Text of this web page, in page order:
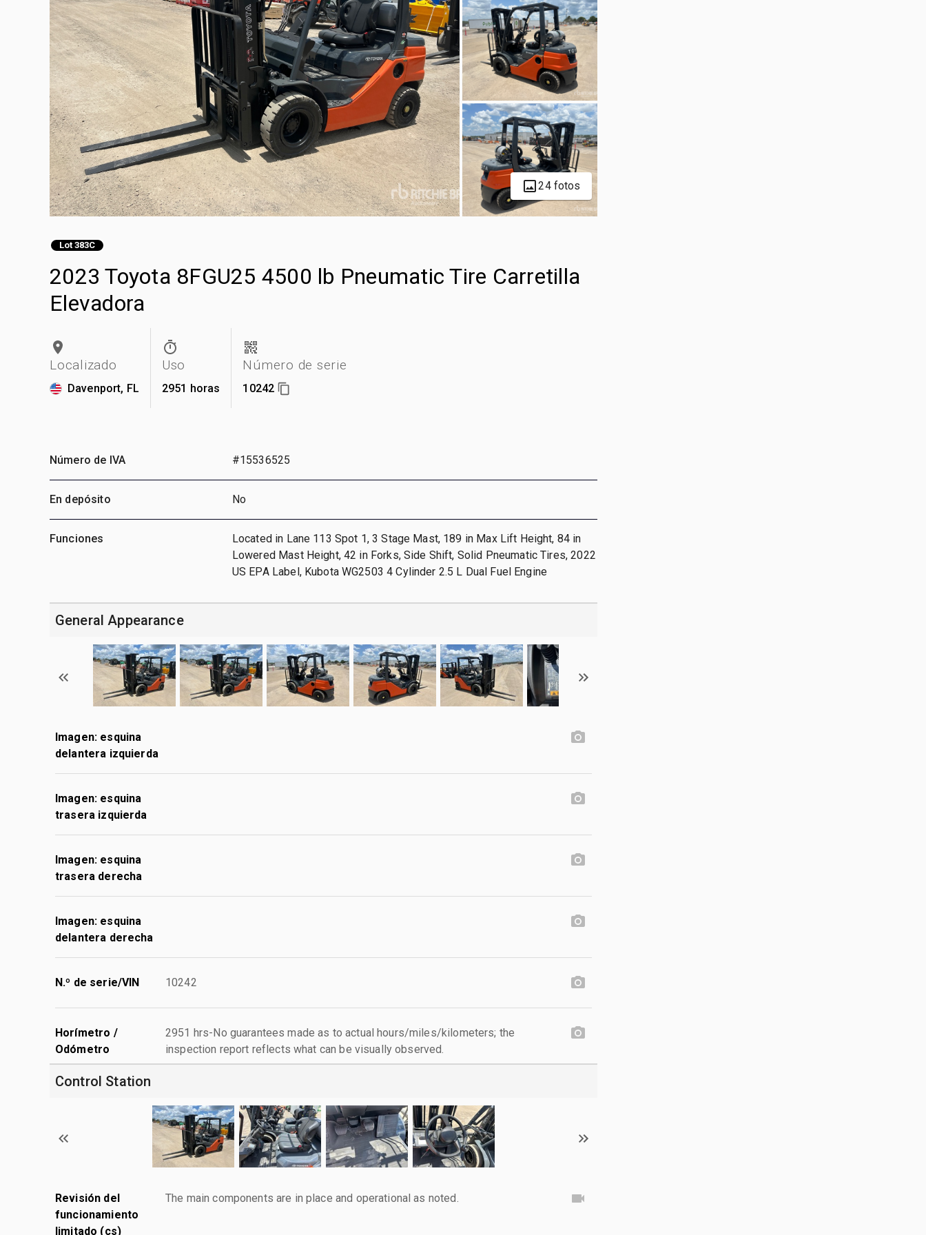
24 fotos
Lot 383C
2023 Toyota 8FGU25 4500 lb Pneumatic Tire Carretilla
Elevadora
Localizado
Davenport, FL
Uso
2951 horas
Número de serie
10242
Número de IVA #15536525
En depósito No
Funciones
Located in Lane 113 Spot 1, 3 Stage Mast, 189 in Max Lift Height, 84 in
Lowered Mast Height, 42 in Forks, Side Shift, Solid Pneumatic Tires, 2022
US EPA Label, Kubota WG2503 4 Cylinder 2.5 L Dual Fuel Engine
General Appearance
Imagen: esquina
delantera izquierda
Imagen: esquina
trasera izquierda
Imagen: esquina
trasera derecha
Imagen: esquina
delantera derecha
N.º de serie/VIN 10242
Horímetro /
Odómetro
2951 hrs-No guarantees made as to actual hours/miles/kilometers; the
inspection report reflects what can be visually observed.
Control Station
Revisión del
funcionamiento
limitado (cs)
The main components are in place and operational as noted.